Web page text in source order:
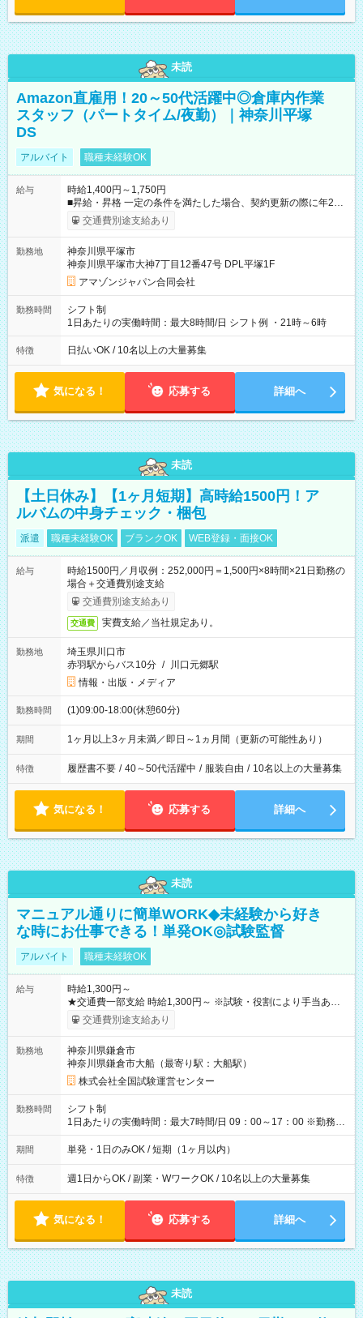
未読
Amazon直雇用！20～50代活躍中◎倉庫内作業
スタッフ（パートタイム/夜勤）｜神奈川平塚
DS
アルバイト 職種未経験OK
給与
時給1,400円～1,750円
■昇給・昇格 一定の条件を満たした場合、契約更新の際に年2回
まで昇給の機会があります。 ■正社員登用制度あり ※月末締/翌
月25日支払い ※時間外手当、別途支給 ※深夜割増賃金 (22:00～
☆Amazon直雇用で安定して働けます！ 【試用期間】試用期間
あり 試用期間の長さ：1週間 雇用形態、給与は本採用時と同じ
です。
交通費別途支給あり
勤務地
神奈川県平塚市
神奈川県平塚市大神7丁目12番47号 DPL平塚1F
アマゾンジャパン合同会社
勤務時間
シフト制
1日あたりの実働時間：最大8時間/日 シフト例 ・21時～6時
特徴 日払いOK / 10名以上の大量募集
気になる！ 応募する 詳細へ
未読
【土日休み】【1ヶ月短期】高時給1500円！ア
ルバムの中身チェック・梱包
派遣 職種未経験OK ブランクOK WEB登録・面接OK
給与
時給1500円／月収例：252,000円＝1,500円×8時間×21日勤務の
場合＋交通費別途支給
交通費別途支給あり
交通費 実費支給／当社規定あり。
勤務地
埼玉県川口市
赤羽駅からバス10分 / 川口元郷駅
情報・出版・メディア
勤務時間 (1)09:00-18:00(休憩60分)
期間 1ヶ月以上3ヶ月未満／即日～1ヵ月間（更新の可能性あり）
特徴 履歴書不要 / 40～50代活躍中 / 服装自由 / 10名以上の大量募集
気になる！ 応募する 詳細へ
未読
マニュアル通りに簡単WORK◆未経験から好き
な時にお仕事できる！単発OK◎試験監督
アルバイト 職種未経験OK
給与
時給1,300円～
★交通費一部支給 時給1,300円～ ※試験・役割により手当あり
※勤務回数により昇給あり 【即給（前払い）オプションあ
り！】 希望される場合、勤務から1週間ほどで給与の一部を受け
例】 ・河合塾模擬試験 8:30～17:30（休憩1時間） 時給1,300円
×8時間＝日収10,400円＋交通費 ※当日の役割により時給＋100
円の場合あり ・国家試験 7:00～13:30（休憩なし） 時給1,300
円（役割手当＋100円）×6時間＝日収8,400円＋交通費 【試用期
間】試用期間なし
交通費別途支給あり
勤務地
神奈川県鎌倉市
神奈川県鎌倉市大船（最寄り駅：大船駅）
株式会社全国試験運営センター
勤務時間
シフト制
1日あたりの実働時間：最大7時間/日 09：00～17：00 ※勤務時
間は 試験により異なります。
期間 単発・1日のみOK / 短期（1ヶ月以内）
特徴 週1日からOK / 副業・WワークOK / 10名以上の大量募集
気になる！ 応募する 詳細へ
未読